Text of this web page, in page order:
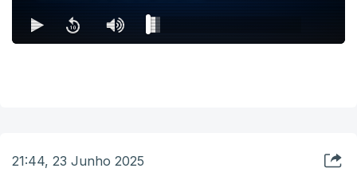
21:44, 23 Junho 2025